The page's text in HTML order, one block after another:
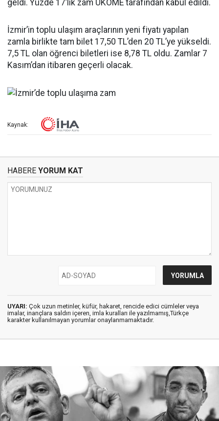
geldi. Yüzde 17’lik zam UKOME tarafından kabul edildi.
İzmir’in toplu ulaşım araçlarının yeni fiyatı yapılan
zamla birlikte tam bilet 17,50 TL’den 20 TL’ye yükseldi.
7,5 TL olan öğrenci biletleri ise 8,78 TL oldu. Zamlar 7
Kasım’dan itibaren geçerli olacak.
Kaynak:
HABERE YORUM KAT
UYARI: Çok uzun metinler, küfür, hakaret, rencide edici cümleler veya
imalar, inançlara saldırı içeren, imla kuralları ile yazılmamış,Türkçe
karakter kullanılmayan yorumlar onaylanmamaktadır.